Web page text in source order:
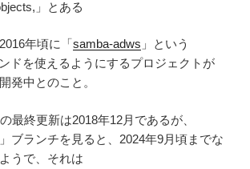
」とある
年頃に「samba-adws 」という
ドを使えるようにするプロジェクトが
発中とのこと。
最終更新は2018年12月であるが、
」ブランチを見ると、2024年9月頃までな
うで、それは